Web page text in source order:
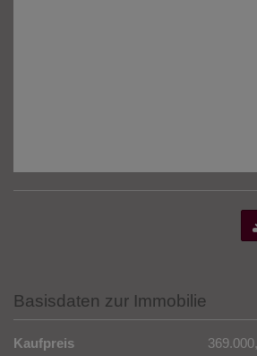
Basisdaten zur Immobilie